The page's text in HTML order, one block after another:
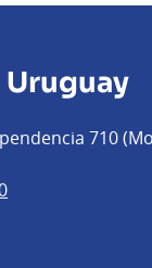
710